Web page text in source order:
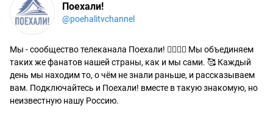
Поехали!
@poehalitvchannel
Мы - сообщество телеканала Поехали! 🙋‍♂️🙋‍♀️ Мы объединяем
таких же фанатов нашей страны, как и мы сами. 🥰 Каждый
день мы находим то, о чём не знали раньше, и рассказываем
вам. Подключайтесь и Поехали! вместе в такую знакомую, но
неизвестную нашу Россию.